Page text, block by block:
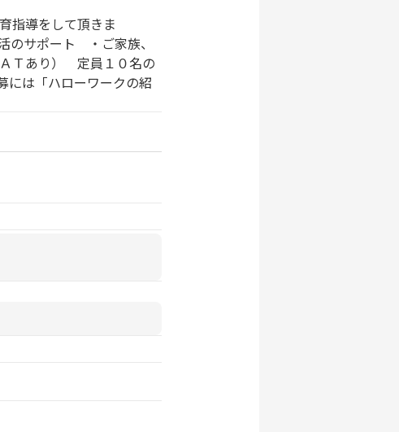
指導をして頂きま
のサポート ・ご家族、
Ｔあり） 定員１０名の
は「ハローワークの紹